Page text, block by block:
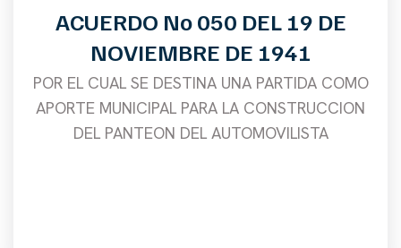
ACUERDO No 050 DEL 19 DE
NOVIEMBRE DE 1941
POR EL CUAL SE DESTINA UNA PARTIDA COMO
APORTE MUNICIPAL PARA LA CONSTRUCCION
DEL PANTEON DEL AUTOMOVILISTA